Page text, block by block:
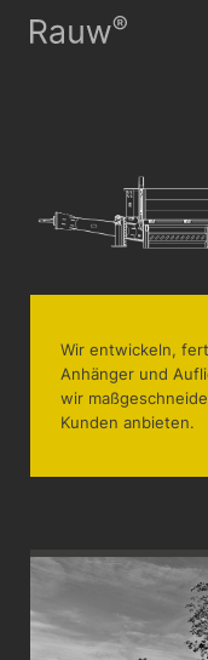
Wir entwickeln,
Anhänger und
wir
Kunden anbieten.